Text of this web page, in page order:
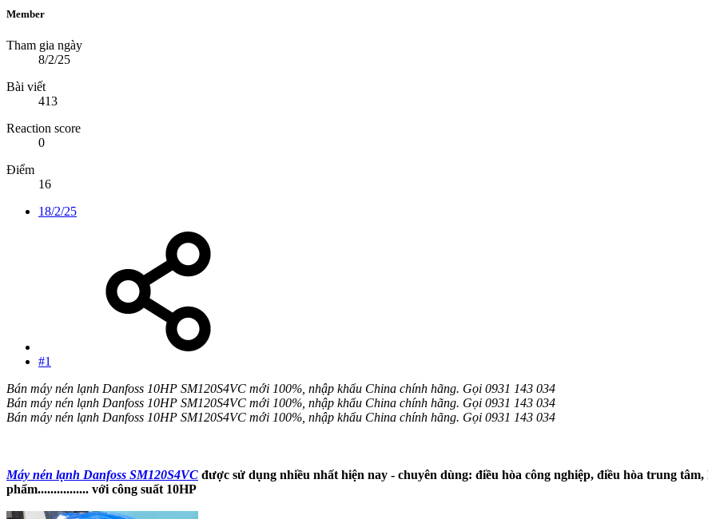
Member
Tham gia ngày
8/2/25
Bài viết
413
Reaction score
0
Điểm
16
18/2/25
#1
Bán máy nén lạnh Danfoss 10HP SM120S4VC mới 100%, nhập khẩu China chính hãng. Gọi 0931 143 034
Bán máy nén lạnh Danfoss 10HP SM120S4VC mới 100%, nhập khẩu China chính hãng. Gọi 0931 143 034
Bán máy nén lạnh Danfoss 10HP SM120S4VC mới 100%, nhập khẩu China chính hãng. Gọi 0931 143 034
Máy nén lạnh Danfoss SM120S4VC được sử dụng nhiều nhất hiện nay - chuyên dùng: điều hòa công nghiệp, điều hòa trung
phẩm................ với công suất 10HP